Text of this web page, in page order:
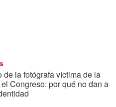
de la fotógrafa víctima de la
Congreso: por qué no dan a